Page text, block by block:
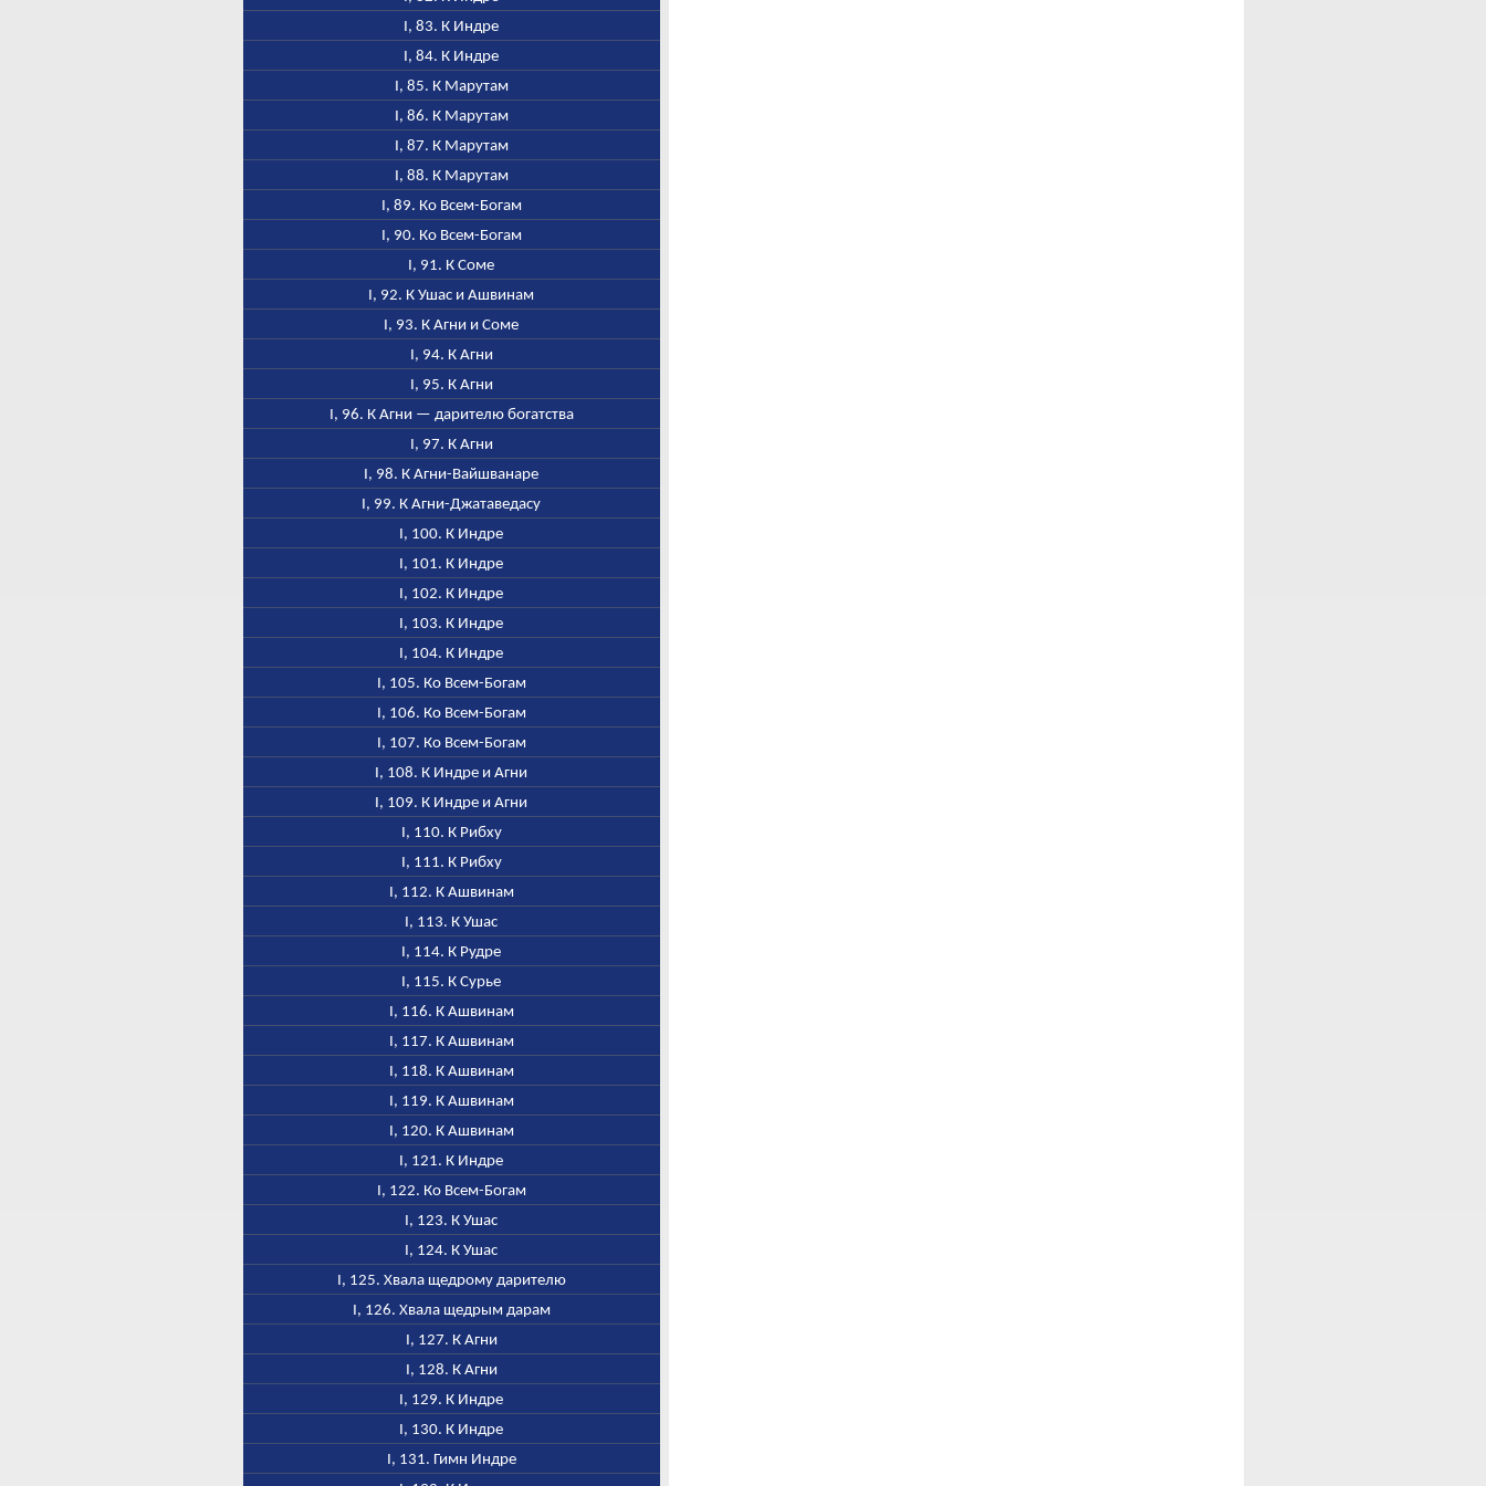
I, 83. К Индре
I, 84. К Индре
I, 85. К Марутам
I, 86. К Марутам
I, 87. К Марутам
I, 88. К Марутам
I, 89. Ко Всем-Богам
I, 90. Ко Всем-Богам
I, 91. К Соме
I, 92. К Ушас и Ашвинам
I, 93. К Агни и Соме
I, 94. К Агни
I, 95. К Агни
I, 96. К Агни — дарителю богатства
I, 97. К Агни
I, 98. К Агни-Вайшванаре
I, 99. К Агни-Джатаведасу
I, 100. К Индре
I, 101. К Индре
I, 102. К Индре
I, 103. К Индре
I, 104. К Индре
I, 105. Ко Всем-Богам
I, 106. Ко Всем-Богам
I, 107. Ко Всем-Богам
I, 108. К Индре и Агни
I, 109. К Индре и Агни
I, 110. К Рибху
I, 111. К Рибху
I, 112. К Ашвинам
I, 113. К Ушас
I, 114. К Рудре
I, 115. К Сурье
I, 116. К Ашвинам
I, 117. К Ашвинам
I, 118. К Ашвинам
I, 119. К Ашвинам
I, 120. К Ашвинам
I, 121. К Индре
I, 122. Ко Всем-Богам
I, 123. К Ушас
I, 124. К Ушас
I, 125. Хвала щедрому дарителю
I, 126. Хвала щедрым дарам
I, 127. К Агни
I, 128. К Агни
I, 129. К Индре
I, 130. К Индре
I, 131. Гимн Индре